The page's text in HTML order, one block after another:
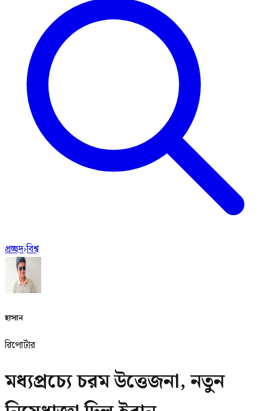
প্রচ্ছদ›বিশ্ব
হাসান
রিপোর্টার
মধ্যপ্রচ্যে চরম উত্তেজনা, নতুন